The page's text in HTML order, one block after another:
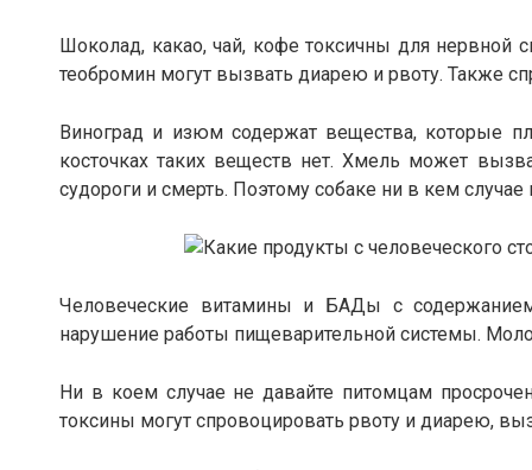
Шоколад, какао, чай, кофе токсичны для нервной
теобромин могут вызвать диарею и рвоту. Также
Виноград и изюм содержат вещества, которые
косточках таких веществ нет. Хмель может
судороги и смерть. Поэтому собаке ни в кем случае
Человеческие витамины и БАДы с
нарушение работы пищеварительной системы.
Ни в коем случае не давайте питомцам
токсины могут спровоцировать рвоту и диарею,